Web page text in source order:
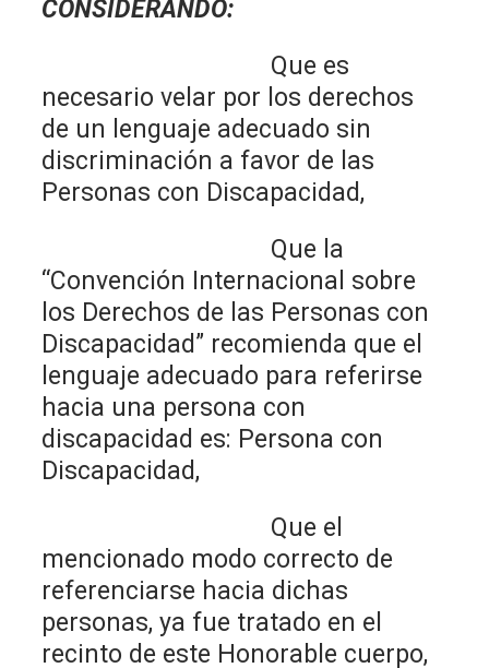
CONSIDERANDO:
Que es
necesario velar por los derechos
de un lenguaje adecuado sin
discriminación a favor de las
Personas con Discapacidad,
Que la
“Convención Internacional sobre
los Derechos de las Personas con
Discapacidad” recomienda que el
lenguaje adecuado para referirse
hacia una persona con
discapacidad es: Persona con
Discapacidad,
Que el
mencionado modo correcto de
referenciarse hacia dichas
personas, ya fue tratado en el
recinto de este Honorable cuerpo,